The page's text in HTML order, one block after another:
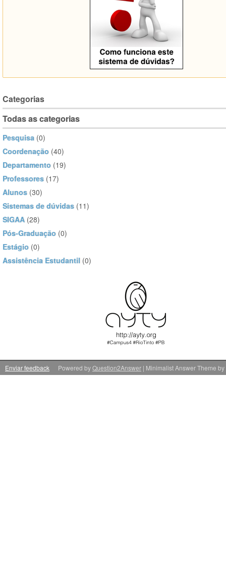
Categorias
Todas as categorias
Pesquisa (0)
Coordenação (40)
Departamento (19)
Professores (17)
Alunos (30)
Sistemas de dúvidas (11)
SIGAA (28)
Pós-Graduação (0)
Estágio (0)
Assistência Estudantil (0)
Enviar feedback | Minimalist Answer Theme by
Powered byQuestion2Answer